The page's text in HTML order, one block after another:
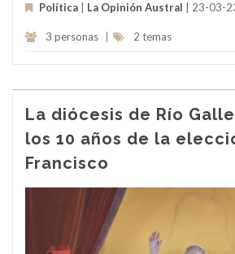
Política La Opinión Austral | 23-03-
3 personas 2 temas
La diócesis de Río
los 10 años de la
Francisco